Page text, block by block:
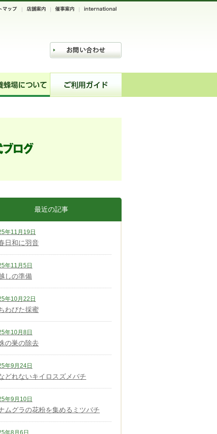
最近の記事
年11月19日
日和に羽音
年11月5日
しの準備
年10月22日
わびた採蜜
年10月8日
の巣の除去
年9月24日
どれないキイロスズメバチ
年9月10日
ムグラの花粉を集めるミツバチ
年8月6日